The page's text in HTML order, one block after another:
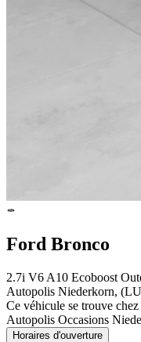
Ford Bronco
2.7i V6 A10 Ecoboost
Autopolis Niederkorn,
Ce véhicule se trouve chez
Autopolis Occasions
Horaires d'ouverture